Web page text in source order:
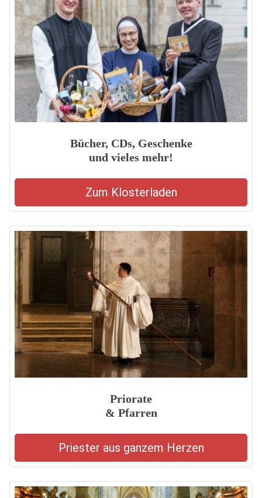
Bücher, CDs, Geschenke
und vieles mehr!
Zum Klosterladen
Priorate
& Pfarren
Priester aus ganzem Herzen